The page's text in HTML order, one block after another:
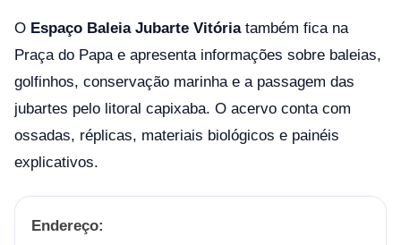
O Espaço Baleia Jubarte Vitóriatambém fica na
Praça do Papa e apresenta informações sobre baleias,
golfinhos, conservação marinha e a passagem das
jubartes pelo litoral capixaba. O acervo conta com
ossadas, réplicas, materiais biológicos e painéis
explicativos.
Endereço: